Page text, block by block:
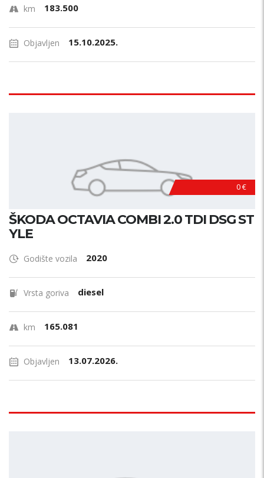
km 183.500
Objavljen 15.10.2025.
0 €
ŠKODA OCTAVIA COMBI 2.0 TDI DSG ST
YLE
Godište vozila 2020
Vrsta goriva diesel
km 165.081
Objavljen 13.07.2026.